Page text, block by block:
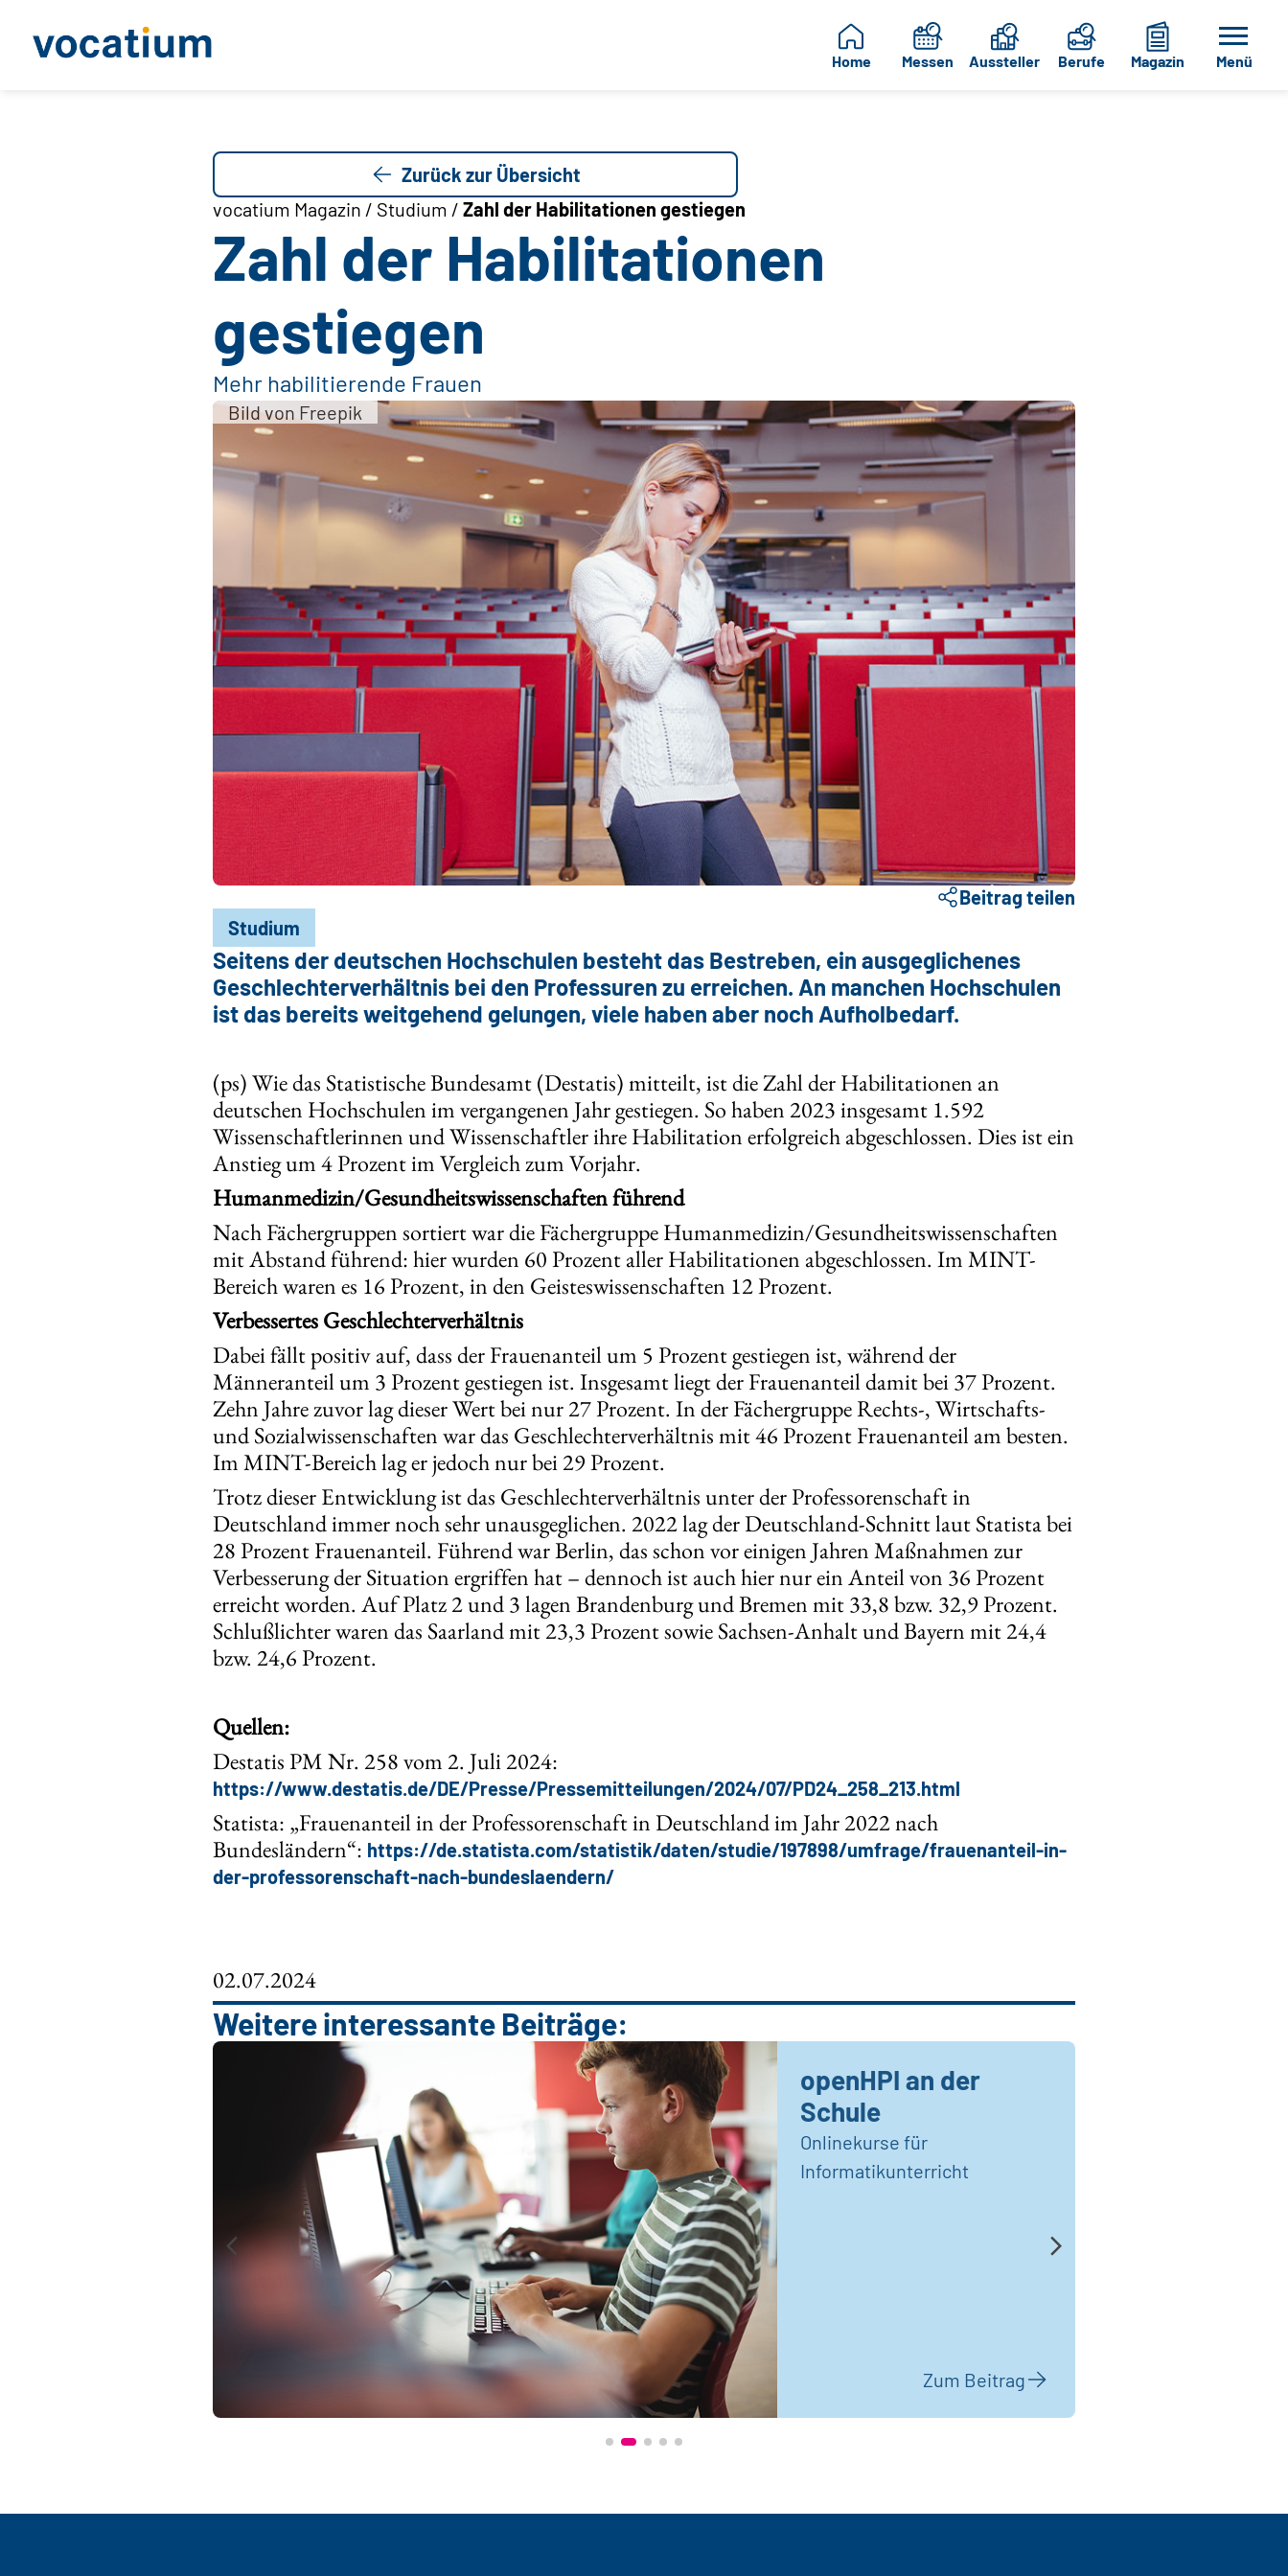
Home Messen Aussteller Berufe Magazin Menü
Zurück zur Übersicht
vocatium Magazin / Studium / Zahl der Habilitationen gestiegen
Zahl der Habilitationen
gestiegen
Mehr habilitierende Frauen
Bild von Freepik
Beitrag teilen
Studium
Seitens der deutschen Hochschulen besteht das Bestreben, ein ausgeglichenes
Geschlechterverhältnis bei den Professuren zu erreichen. An manchen Hochschulen
ist das bereits weitgehend gelungen, viele haben aber noch Aufholbedarf.
(ps) Wie das Statistische Bundesamt (Destatis) mitteilt, ist die Zahl der Habilitationen an
deutschen Hochschulen im vergangenen Jahr gestiegen. So haben 2023 insgesamt 1.592
Wissenschaftlerinnen und Wissenschaftler ihre Habilitation erfolgreich abgeschlossen. Dies ist ein
Anstieg um 4 Prozent im Vergleich zum Vorjahr.
Humanmedizin/Gesundheitswissenschaften führend
Nach Fächergruppen sortiert war die Fächergruppe Humanmedizin/Gesundheitswissenschaften
mit Abstand führend: hier wurden 60 Prozent aller Habilitationen abgeschlossen. Im MINT-
Bereich waren es 16 Prozent, in den Geisteswissenschaften 12 Prozent.
Verbessertes Geschlechterverhältnis
Dabei fällt positiv auf, dass der Frauenanteil um 5 Prozent gestiegen ist, während der
Männeranteil um 3 Prozent gestiegen ist. Insgesamt liegt der Frauenanteil damit bei 37 Prozent.
Zehn Jahre zuvor lag dieser Wert bei nur 27 Prozent. In der Fächergruppe Rechts-, Wirtschafts-
und Sozialwissenschaften war das Geschlechterverhältnis mit 46 Prozent Frauenanteil am besten.
Im MINT-Bereich lag er jedoch nur bei 29 Prozent.
Trotz dieser Entwicklung ist das Geschlechterverhältnis unter der Professorenschaft in
Deutschland immer noch sehr unausgeglichen. 2022 lag der Deutschland-Schnitt laut Statista bei
28 Prozent Frauenanteil. Führend war Berlin, das schon vor einigen Jahren Maßnahmen zur
Verbesserung der Situation ergriffen hat – dennoch ist auch hier nur ein Anteil von 36 Prozent
erreicht worden. Auf Platz 2 und 3 lagen Brandenburg und Bremen mit 33,8 bzw. 32,9 Prozent.
Schlußlichter waren das Saarland mit 23,3 Prozent sowie Sachsen-Anhalt und Bayern mit 24,4
bzw. 24,6 Prozent.
Quellen:
Destatis PM Nr. 258 vom 2. Juli 2024:
https://www.destatis.de/DE/Presse/Pressemitteilungen/2024/07/PD24_258_213.html
Statista: „Frauenanteil in der Professorenschaft in Deutschland im Jahr 2022 nach
Bundesländern“: https://de.statista.com/statistik/daten/studie/197898/umfrage/frauenanteil-in-
der-professorenschaft-nach-bundeslaendern/
02.07.2024
Weitere interessante Beiträge:
openHPI an der
Schule
Onlinekurse für
Informatikunterricht
Zum Beitrag